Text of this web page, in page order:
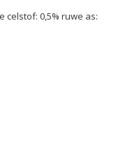
celstof: 0,5% ruwe as: